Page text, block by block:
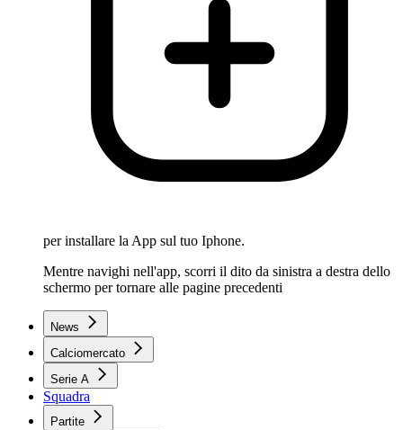
per installare la App sul tuo Iphone.
Mentre navighi nell'app, scorri il dito da sinistra a destra dello
schermo per tornare alle pagine precedenti
News
Calciomercato
Serie A
Squadra
Partite